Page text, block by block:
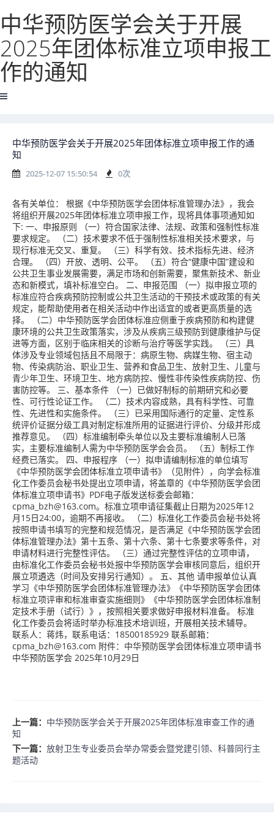
中华预防医学会关于开展
2025年团体标准立项申报工
作的通知
中华预防医学会关于开展2025年团体标准立项申报工作的通
知
2025-12-07 15:50:54 0次
各有关单位： 根据《中华预防医学会团体标准管理办法》，我会
将组织开展2025年团体标准立项申报工作，现将具体事项通知如
下: 一、申报原则 （一）符合国家法律、法规、政策和强制性标准
要求规定。 （二）技术要求不低于强制性标准相关技术要求，与
现行标准无交叉、重复。 （三）科学有效、技术指标先进、经济
合理。 （四）开放、透明、公平。 （五）符合“健康中国”建设和
公共卫生事业发展需要，满足市场和创新需要，聚焦新技术、新业
态和新模式，填补标准空白。 二、申报范围 （一）拟申报立项的
标准应符合疾病预防控制或公共卫生活动的干预技术或政策的有关
规定，能帮助使用者在相关活动中作出适宜的或者更高质量的选
择。 （二）中华预防医学会团体标准应侧重于疾病预防和构建健
康环境的公共卫生政策落实，涉及从疾病三级预防到健康维护与促
进等方面，区别于临床相关的诊断与治疗等医学实践。 （三）具
体涉及专业领域包括且不局限于：病原生物、病媒生物、宿主动
物、传染病防治、职业卫生、营养和食品卫生、放射卫生、儿童与
青少年卫生、环境卫生、地方病防控、慢性非传染性疾病防控、伤
害防控等。 三、基本条件 （一）已做好制标的前期研究和必要
性、可行性论证工作。 （二）技术内容成熟，具有科学性、可靠
性、先进性和实施条件。 （三）已采用国际通行的定量、定性系
统评价证据分级工具对制定标准所用的证据进行评价、分级并形成
推荐意见。 （四）标准编制牵头单位以及主要标准编制人已落
实，主要标准编制人需为中华预防医学会会员。 （五）制标工作
经费已落实。 四、申报程序 （一）拟申请编制标准的单位填写
《中华预防医学会团体标准立项申请书》（见附件），向学会标准
化工作委员会秘书处提出立项申请，将盖章的《中华预防医学会团
体标准立项申请书》PDF电子版发送标委会邮箱：
cpma_bzh@163.com。标准立项申请征集截止日期为2025年12
月15日24:00，逾期不再接收。 （二）标准化工作委员会秘书处将
按照申请书填写的完整和规范情况，是否满足《中华预防医学会团
体标准管理办法》第十五条、第十六条、第十七条要求等条件，对
申请材料进行完整性评估。 （三）通过完整性评估的立项申请，
由标准化工作委员会秘书处报中华预防医学会审核同意后，组织开
展立项遴选（时间及安排另行通知）。 五、其他 请申报单位认真
学习《中华预防医学会团体标准管理办法》《中华预防医学会团体
标准立项评审和标准审查实施细则》《中华预防医学会团体标准制
定技术手册（试行）》，按照相关要求做好申报材料准备。 标准
化工作委员会将适时举办标准技术培训班，开展相关技术辅导。
联系人：蒋炜，联系电话：18500185929 联系邮箱：
cpma_bzh@163.com 附件：中华预防医学会团体标准立项申请书
中华预防医学会 2025年10月29日
上一篇： 中华预防医学会关于开展2025年团体标准审查工作的通
知
下一篇： 放射卫生专业委员会举办常委会暨党建引领、科普同行主
题活动